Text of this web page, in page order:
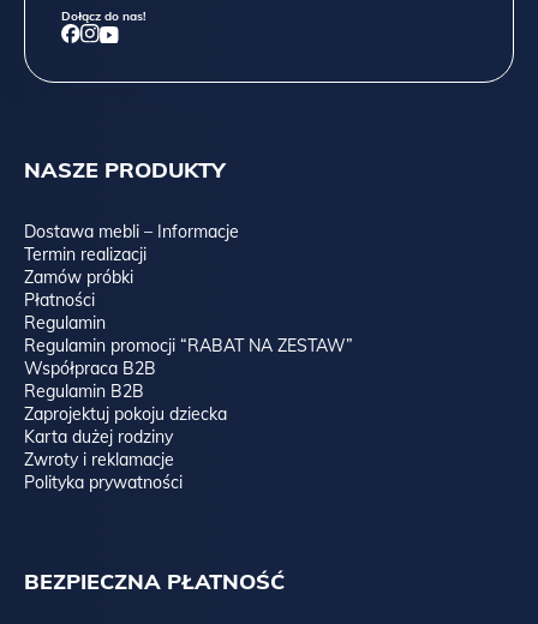
NASZE PRODUKTY
Dostawa mebli – Informacje
Termin realizacji
Zamów próbki
Płatności
Regulamin
Regulamin promocji “RABAT NA ZESTAW”
Współpraca B2B
Regulamin B2B
Zaprojektuj pokoju dziecka
Karta dużej rodziny
Zwroty i reklamacje
Polityka prywatności
BEZPIECZNA PŁATNOŚĆ
Dołącz do nas!